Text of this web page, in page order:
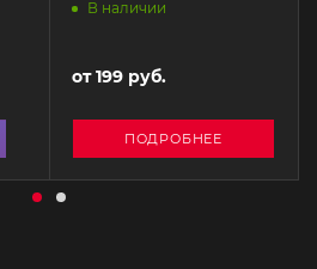
В наличии
от199 руб.
ПОДРОБНЕЕ